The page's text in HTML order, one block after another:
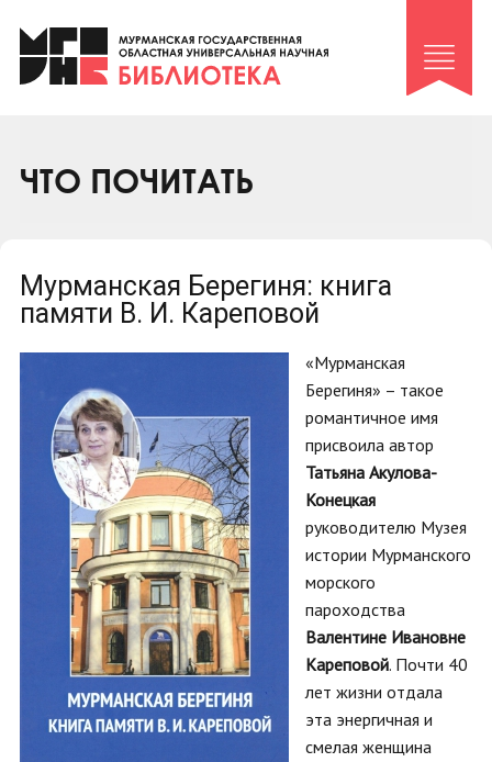
Клуб «Гиря и сельдерей»
Клуб «Семейный архив»
Коллегам
ЧТО ПОЧИТАТЬ
Мурманская Берегиня: книга
памяти В. И. Кареповой
«Мурманская
Берегиня» – такое
романтичное имя
присвоила автор
Татьяна Акулова-
Конецкая
руководителю Музея
истории Мурманского
морского
пароходства
Валентине Ивановне
Кареповой. Почти 40
лет жизни отдала
эта энергичная и
смелая женщина